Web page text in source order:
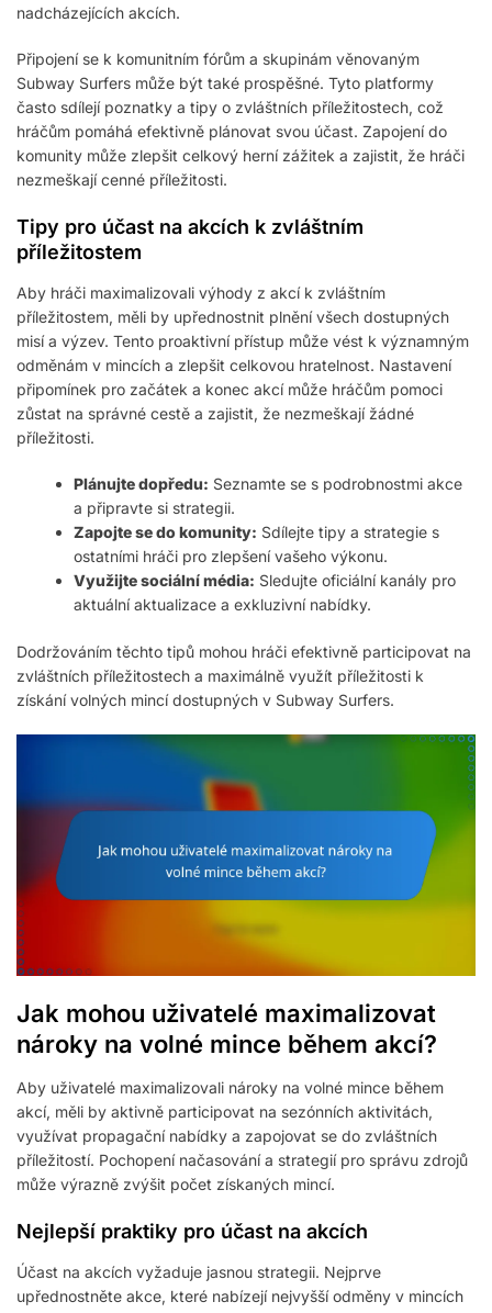
nadcházejících akcích.
Připojení se k komunitním fórům a skupinám věnovaným
Subway Surfers může být také prospěšné. Tyto platformy
často sdílejí poznatky a tipy o zvláštních příležitostech, což
hráčům pomáhá efektivně plánovat svou účast. Zapojení do
komunity může zlepšit celkový herní zážitek a zajistit, že hráči
nezmeškají cenné příležitosti.
Tipy pro účast na akcích k zvláštním
příležitostem
Aby hráči maximalizovali výhody z akcí k zvláštním
příležitostem, měli by upřednostnit plnění všech dostupných
misí a výzev. Tento proaktivní přístup může vést k významným
odměnám v mincích a zlepšit celkovou hratelnost. Nastavení
připomínek pro začátek a konec akcí může hráčům pomoci
zůstat na správné cestě a zajistit, že nezmeškají žádné
příležitosti.
Plánujte dopředu: Seznamte se s podrobnostmi akce
a připravte si strategii.
Zapojte se do komunity: Sdílejte tipy a strategie s
ostatními hráči pro zlepšení vašeho výkonu.
Využijte sociální média: Sledujte oficiální kanály pro
aktuální aktualizace a exkluzivní nabídky.
Dodržováním těchto tipů mohou hráči efektivně participovat na
zvláštních příležitostech a maximálně využít příležitosti k
získání volných mincí dostupných v Subway Surfers.
Jak mohou uživatelé maximalizovat
nároky na volné mince během akcí?
Aby uživatelé maximalizovali nároky na volné mince během
akcí, měli by aktivně participovat na sezónních aktivitách,
využívat propagační nabídky a zapojovat se do zvláštních
příležitostí. Pochopení načasování a strategií pro správu zdrojů
může výrazně zvýšit počet získaných mincí.
Nejlepší praktiky pro účast na akcích
Účast na akcích vyžaduje jasnou strategii. Nejprve
upřednostněte akce, které nabízejí nejvyšší odměny v mincích